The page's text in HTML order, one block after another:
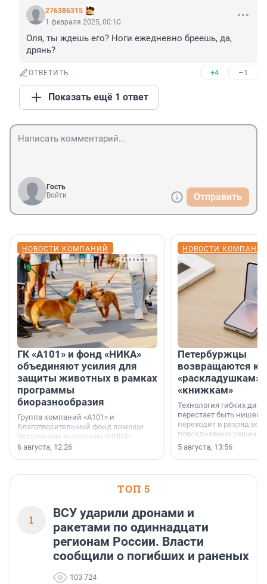
276386315
1 февраля 2025, 00:10
Оля, ты ждешь его? Ноги ежедневно бреешь, да,
дрянь?
ОТВЕТИТЬ +4 –1
Показать ещё 1 ответ
Гость
Войти
Отправить
НОВОСТИ КОМПАНИЙ
ГК «А101» и фонд «НИКА»
объединяют усилия для
защиты животных в рамках
программы
биоразнообразия
Группа компаний «А101» и
Благотворительный фонд помощи
бездомным животным «НИКА»
заключили соглашение о
6 августа, 12:26
НОВОСТИ
Петербуржцы
возвращаются к
«раскладушкам»
«книжкам»
Технология гибких
перестает быть
переходит в разряд
повседневных
5 августа, 13:56
ТОП 5
1
ВСУ ударили дронами и
ракетами по одиннадцати
регионам России. Власти
сообщили о погибших и раненых
103 724